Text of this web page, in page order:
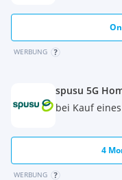
WERBUNG
spusu 5G
bei Kauf
4
WERBUNG